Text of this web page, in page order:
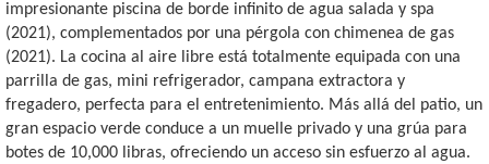
impresionante piscina de borde infinito de agua salada y spa
(2021), complementados por una pérgola con chimenea de gas
(2021). La cocina al aire libre está totalmente equipada con una
parrilla de gas, mini refrigerador, campana extractora y
fregadero, perfecta para el entretenimiento. Más allá del patio, un
gran espacio verde conduce a un muelle privado y una grúa para
botes de 10,000 libras, ofreciendo un acceso sin esfuerzo al agua.